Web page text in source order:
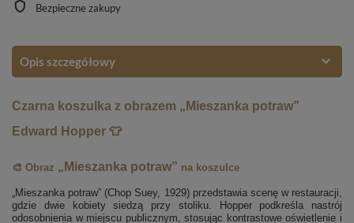
Bezpieczne zakupy
Opis szczegółowy
Czarna koszulka z obrazem „Mieszanka potraw”
Edward Hopper 👕
🎨 Obraz „Mieszanka potraw” na koszulce
„Mieszanka potraw” (Chop Suey, 1929) przedstawia scenę w restauracji,
gdzie dwie kobiety siedzą przy stoliku. Hopper podkreśla nastrój
odosobnienia w miejscu publicznym, stosując kontrastowe oświetlenie i